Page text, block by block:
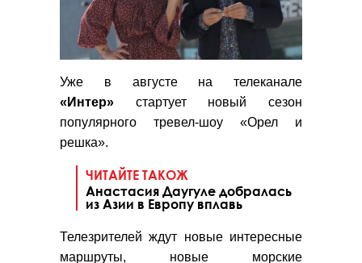
Уже в августе на телеканале
«Интер» стартует новый сезон
популярного тревел-шоу «Орел и
решка».
ЧИТАЙТЕ ТАКОЖ
Анастасия Даугуле добралась
из Азии в Европу вплавь
Телезрителей ждут новые интересные
маршруты, новые морские